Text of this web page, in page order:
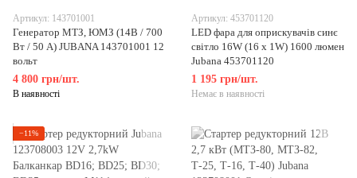
Артикул: 143701001
Генератор МТЗ, ЮМЗ (14В / 700
Вт / 50 А) JUBANA 143701001 12
вольт
4 800 грн/шт.
В наявності
Артикул: 453701120
LED фара для оприскувачів синє
світло 16W (16 x 1W) 1600 люмен
Jubana 453701120
1 195 грн/шт.
Немає в наявності
−11%